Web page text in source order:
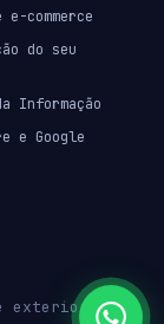
commerce
do seu
Informação
e Google
exterior